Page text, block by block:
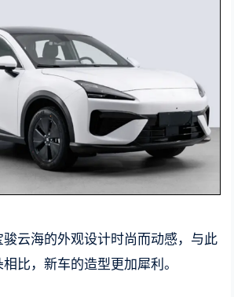
骏云海的外观设计时尚而动感，与此
比，新车的造型更加犀利。